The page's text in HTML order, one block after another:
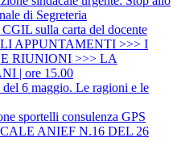
di Segreteria
sulla carta del docente
APPUNTAMENTI >>> I
RIUNIONI >>> LA
| ore 15.00
6 maggio. Le ragioni e le
sportelli consulenza GPS
ANIEF N.16 DEL 26